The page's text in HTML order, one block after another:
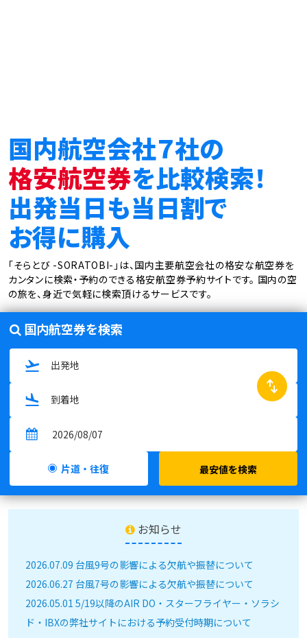
国内航空会社７社の
格安航空券を比較検索！
出発当日も当日割で
お得に購入
「そらとび -SORATOBI-」は、国内主要航空会社の格安な航空券を
カンタンに検索・予約のできる格安航空券予約サイトです。 国内の空
の旅を、身近で気軽に検索頂けるサービスです。
国内航空券を検索
swap_horiz
片道・往復 最安値を検索
お知らせ
2026.07.09 台風9号の影響による欠航や振替について
2026.06.27 台風7号の影響による欠航や振替について
2026.05.01 5/19以降のAIR DO・スターフライヤー・ソラシ
ド・IBXの弊社サイトにおける予約受付時期について